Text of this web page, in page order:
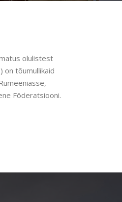
olulistest
on tõumullikaid
Föderatsiooni.